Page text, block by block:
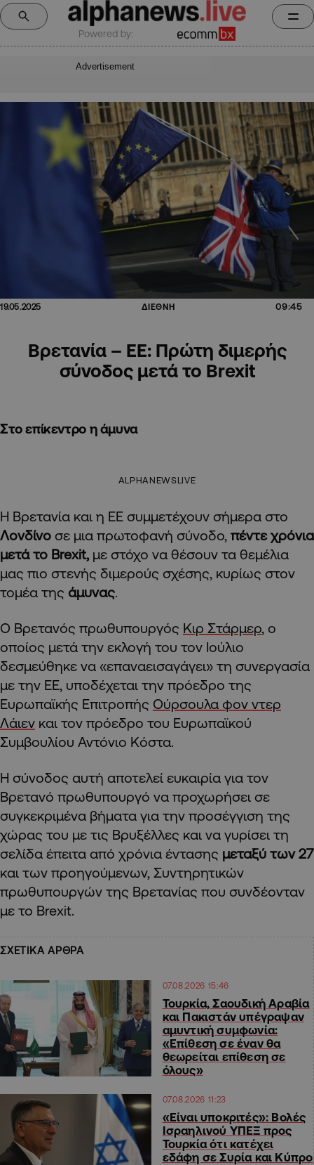
Powered by:
Advertisement
19.05.2025 ΔΙΕΘΝΗ 09:45
Βρετανία – ΕΕ: Πρώτη διμερής
σύνοδος μετά το Brexit
Στο επίκεντρο η άμυνα
ALPHANEWSLIVE
Η Βρετανία και η ΕΕ συμμετέχουν σήμερα στο
Λονδίνο σε μια πρωτοφανή σύνοδο, πέντε χρόνια
μετά το Brexit, με στόχο να θέσουν τα θεμέλια
μας πιο στενής διμερούς σχέσης, κυρίως στον
τομέα της άμυνας.
Ο Βρετανός πρωθυπουργός Κιρ Στάρμερ, ο
οποίος μετά την εκλογή του τον Ιούλιο
δεσμεύθηκε να «επαναεισαγάγει» τη συνεργασία
με την ΕΕ, υποδέχεται την πρόεδρο της
Ευρωπαϊκής Επιτροπής Ούρσουλα φον ντερ
Λάιεν και τον πρόεδρο του Ευρωπαϊκού
Συμβουλίου Αντόνιο Κόστα.
Η σύνοδος αυτή αποτελεί ευκαιρία για τον
Βρετανό πρωθυπουργό να προχωρήσει σε
συγκεκριμένα βήματα για την προσέγγιση της
χώρας του με τις Βρυξέλλες και να γυρίσει τη
σελίδα έπειτα από χρόνια έντασης μεταξύ των 27
και των προηγούμενων, Συντηρητικών
πρωθυπουργών της Βρετανίας που συνδέονταν
με το Brexit.
ΣΧΕΤΙΚΑ ΑΡΘΡΑ
07.08.2026 15:46
Τουρκία, Σαουδική Αραβία
και Πακιστάν υπέγραψαν
αμυντική συμφωνία:
«Επίθεση σε έναν θα
θεωρείται επίθεση σε
όλους»
07.08.2026 11:23
«Είναι υποκριτές»: Βολές
Ισραηλινού ΥΠΕΞ προς
Τουρκία ότι κατέχει
εδάφη σε Συρία και Κύπρο